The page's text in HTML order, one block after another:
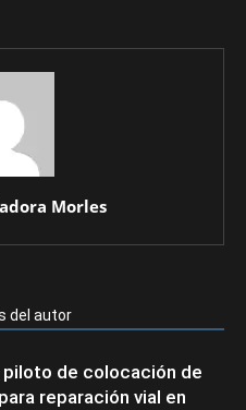
Morles
del autor
piloto de colocación de
reparación vial en